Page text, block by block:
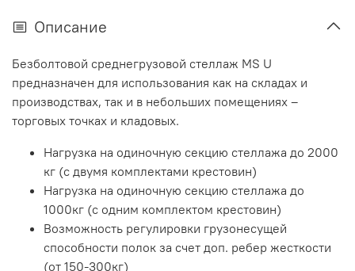
Описание
Безболтовой среднегрузовой стеллаж MS U
предназначен для использования как на складах и
производствах, так и в небольших помещениях –
торговых точках и кладовых.
Нагрузка на одиночную секцию стеллажа до 2000
кг (с двумя комплектами крестовин)
Нагрузка на одиночную секцию стеллажа до
1000кг (с одним комплектом крестовин)
Возможность регулировки грузонесущей
способности полок за счет доп. ребер жесткости
(от 150-300кг)